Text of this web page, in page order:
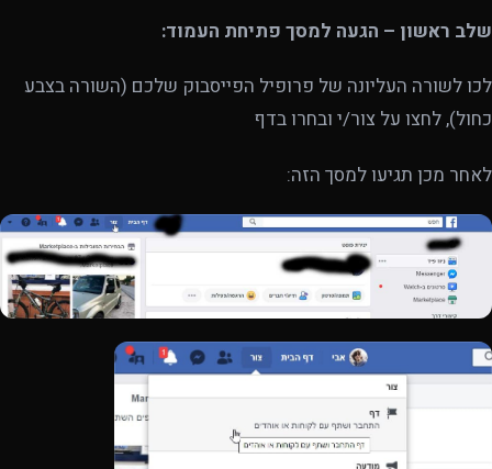
שלב ראשון – הגעה למסך פתיחת העמוד:
לכו לשורה העליונה של פרופיל הפייסבוק שלכם (השורה בצבע
כחול), לחצו על צור/י ובחרו בדף
לאחר מכן תגיעו למסך הזה: